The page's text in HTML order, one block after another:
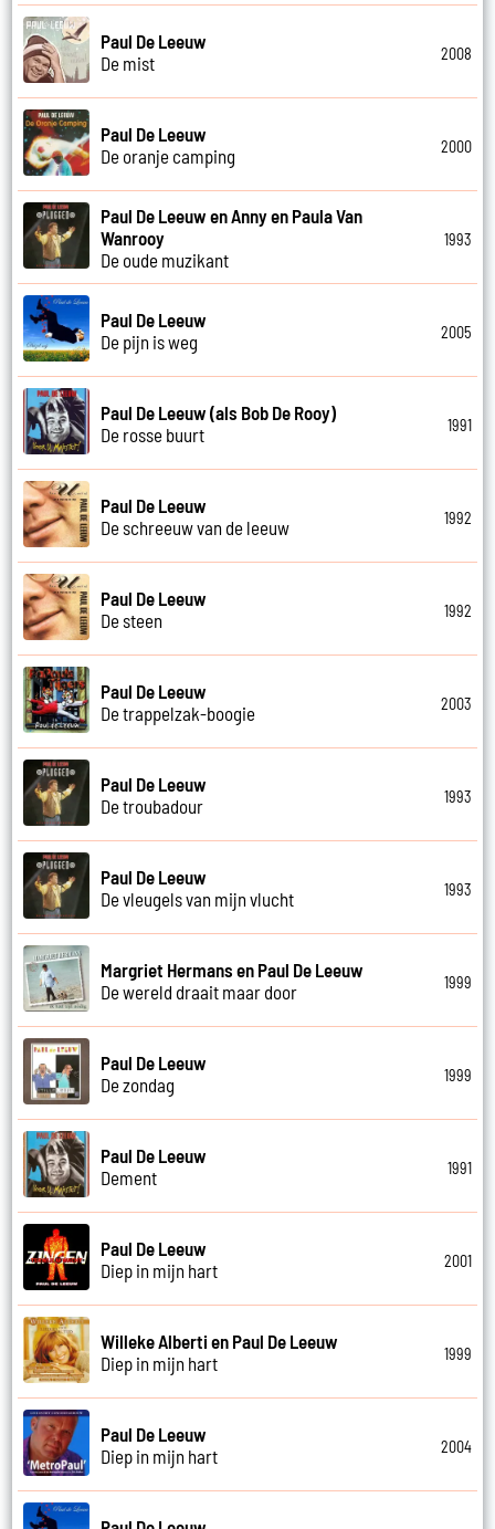
Paul De Leeuw
De mist
2008
Paul De Leeuw
De oranje camping
2000
Paul De Leeuw en Anny en Paula Van
Wanrooy
De oude muzikant
1993
Paul De Leeuw
De pijn is weg
2005
Paul De Leeuw (als Bob De Rooy)
De rosse buurt
1991
Paul De Leeuw
De schreeuw van de leeuw
1992
Paul De Leeuw
De steen
1992
Paul De Leeuw
De trappelzak-boogie
2003
Paul De Leeuw
De troubadour
1993
Paul De Leeuw
De vleugels van mijn vlucht
1993
Margriet Hermans en Paul De Leeuw
De wereld draait maar door
1999
Paul De Leeuw
De zondag
1999
Paul De Leeuw
Dement
1991
Paul De Leeuw
Diep in mijn hart
2001
Willeke Alberti en Paul De Leeuw
Diep in mijn hart
1999
Paul De Leeuw
Diep in mijn hart
2004